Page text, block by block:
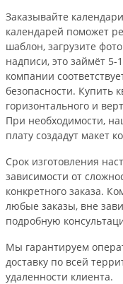
Заказывайте
календарей поможет
шаблон, загрузите
надписи, это займёт
компании
безопасности. Купить
горизонтального и
При необходимости,
плату создадут макет
Срок изготовления
зависимости от
конкретного заказа.
любые заказы, вне
подробную
Мы гарантируем
доставку по всей
удаленности клиента.